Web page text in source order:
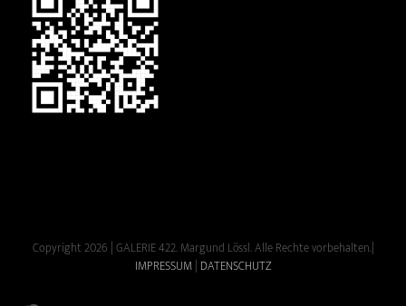
Copyright 2026 | GALERIE 422. Margund Lössl. Alle Rechte vorbehalten.|
IMPRESSUM| DATENSCHUTZ